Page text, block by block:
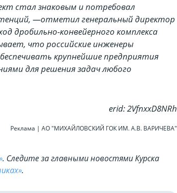
стал знаковым и потребовал
—отметил генеральный директор
дробильно-конвейерного комплекса
что российские инженеры
крупнейшие предприятия
для решения задач любого
erid: 2VfnxxD8NRh
Реклама | АО "МИХАЙЛОВСКИЙ ГОК ИМ. А.В. ВАРИЧЕВА"
. Cледите за главными новостями Курска
.